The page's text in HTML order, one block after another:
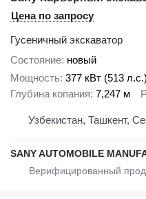
Цена по запросу
Гусеничный экскаватор
Состояние новый
Мощность 377 кВт (513 л.с.)
Глубина копания 7,247 м
Узбекистан, Ташкент,